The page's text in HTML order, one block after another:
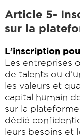
Article 5-
sur la
L’inscription
Les entreprises
de talents ou
les valeurs et
capital humain
sur la
dédié
leurs besoins et